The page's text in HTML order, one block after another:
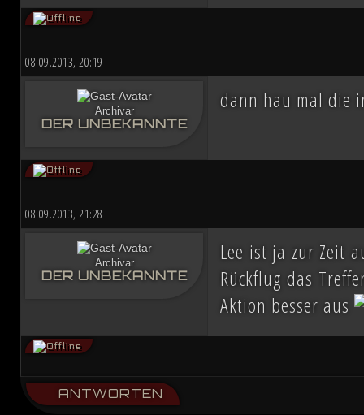
08.09.2013, 20:19
Archivar
DER UNBEKANNTE
dann hau mal die
08.09.2013, 21:28
Archivar
DER UNBEKANNTE
Lee ist ja zur Zeit
Rückflug das
Aktion besser aus
ANTWORTEN